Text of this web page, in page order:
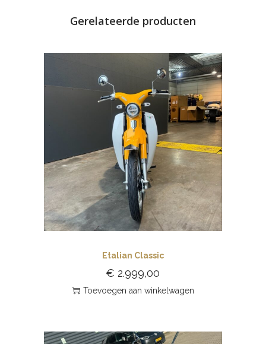
Gerelateerde producten
Etalian Classic
€ 2.999,00
Toevoegen aan winkelwagen